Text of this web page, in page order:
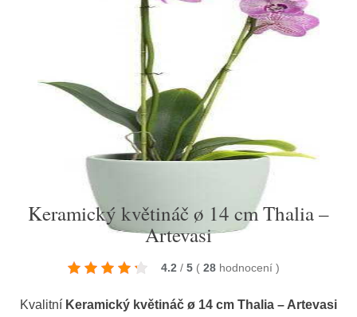
Keramický květináč ø 14 cm Thalia –
Artevasi
4.2 / 5 ( 28 hodnocení )
Kvalitní Keramický květináč ø 14 cm Thalia – Artevasi